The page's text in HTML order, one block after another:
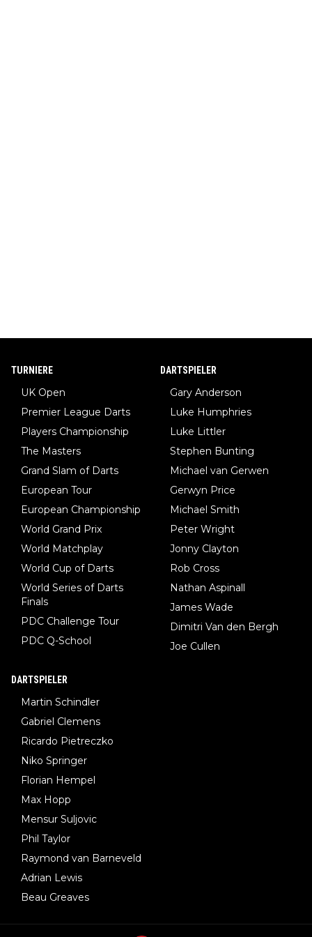
TURNIERE
UK Open
Premier League Darts
Players Championship
The Masters
Grand Slam of Darts
European Tour
European Championship
World Grand Prix
World Matchplay
World Cup of Darts
World Series of Darts
Finals
PDC Challenge Tour
PDC Q-School
DARTSPIELER
Gary Anderson
Luke Humphries
Luke Littler
Stephen Bunting
Michael van Gerwen
Gerwyn Price
Michael Smith
Peter Wright
Jonny Clayton
Rob Cross
Nathan Aspinall
James Wade
Dimitri Van den Bergh
Joe Cullen
DARTSPIELER
Martin Schindler
Gabriel Clemens
Ricardo Pietreczko
Niko Springer
Florian Hempel
Max Hopp
Mensur Suljovic
Phil Taylor
Raymond van Barneveld
Adrian Lewis
Beau Greaves